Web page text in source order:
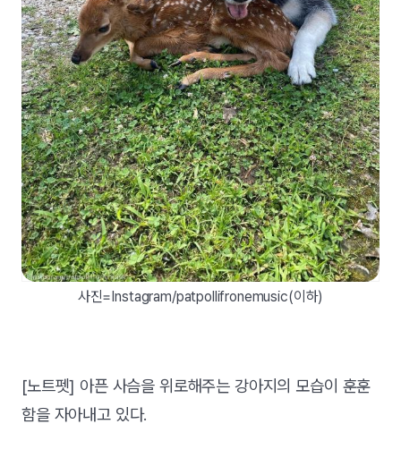
사진=Instagram/patpollifronemusic(이하)
[노트펫] 아픈 사슴을 위로해주는 강아지의 모습이 훈훈
함을 자아내고 있다.